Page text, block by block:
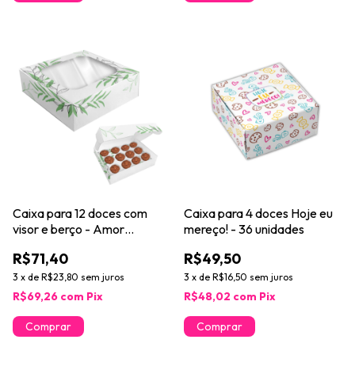
Caixa para 12 doces com
visor e berço - Amor
unidades
R$71,40
3 x de R$23,80 sem juros
R$69,26 com Pix
Caixa para 4 doces Hoje eu
mereço! - 36 unidades
R$49,50
3 x de R$16,50 sem juros
R$48,02 com Pix